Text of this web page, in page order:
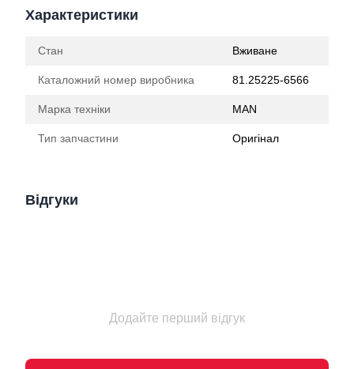
Характеристики
Стан Вживане
Каталожний номер виробника 81.25225-6566
Марка техніки MAN
Тип запчастини Оригінал
Відгуки
Додайте перший відгук